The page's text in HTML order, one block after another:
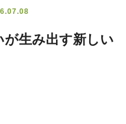
生み出す新しい